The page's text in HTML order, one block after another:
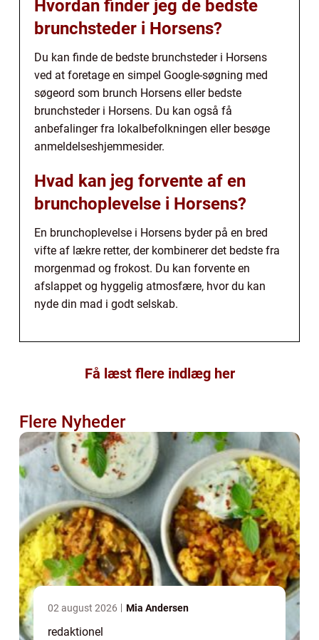
Hvordan finder jeg de bedste
brunchsteder i Horsens?
Du kan finde de bedste brunchsteder i Horsens
ved at foretage en simpel Google-søgning med
søgeord som brunch Horsens eller bedste
brunchsteder i Horsens. Du kan også få
anbefalinger fra lokalbefolkningen eller besøge
anmeldelseshjemmesider.
Hvad kan jeg forvente af en
brunchoplevelse i Horsens?
En brunchoplevelse i Horsens byder på en bred
vifte af lækre retter, der kombinerer det bedste fra
morgenmad og frokost. Du kan forvente en
afslappet og hyggelig atmosfære, hvor du kan
nyde din mad i godt selskab.
Få læst flere indlæg her
Flere Nyheder
02 august 2026 Mia Andersen
redaktionel